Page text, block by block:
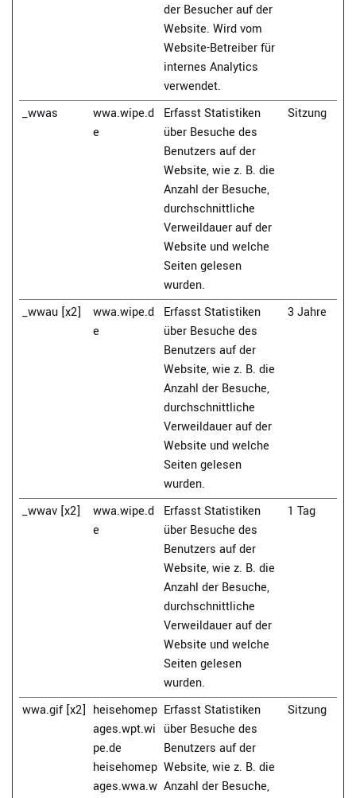
der Besucher auf der
Website. Wird vom
Website-Betreiber für
internes Analytics
verwendet.
_wwas
wwa.wipe.d
e
Erfasst Statistiken
über Besuche des
Benutzers auf der
Website, wie z. B. die
Anzahl der Besuche,
durchschnittliche
Verweildauer auf der
Website und welche
Seiten gelesen
wurden.
Sitzung
_wwau [x2]
wwa.wipe.d
e
Erfasst Statistiken
über Besuche des
Benutzers auf der
Website, wie z. B. die
Anzahl der Besuche,
durchschnittliche
Verweildauer auf der
Website und welche
Seiten gelesen
wurden.
3 Jahre
_wwav [x2]
wwa.wipe.d
e
Erfasst Statistiken
über Besuche des
Benutzers auf der
Website, wie z. B. die
Anzahl der Besuche,
durchschnittliche
Verweildauer auf der
Website und welche
Seiten gelesen
wurden.
1 Tag
wwa.gif [x2] heisehomep
ages.wpt.wi
pe.de
heisehomep
ages.wwa.w
Erfasst Statistiken
über Besuche des
Benutzers auf der
Website, wie z. B. die
Anzahl der Besuche,
Sitzung